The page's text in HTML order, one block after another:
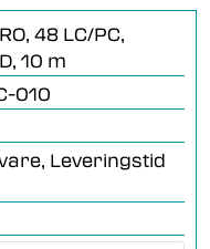
48 LC/PC,
10 m
010
Leveringstid